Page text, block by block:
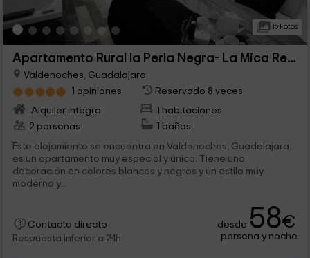
15 Fotos
Apartamento Rural la Perla Negra- La Mica Real
Valdenoches, Guadalajara
1 opiniones
Reservado 8 veces
Alquiler íntegro
1 habitaciones
2 personas
1 baños
Este alojamiento se encuentra en Valdenoches, Guadalajara
es un apartamento muy especial y único. Tiene una
decoración en colores blancos y negros y un estilo muy
moderno y...
Contacto directo
Respuesta inferior a 24h
desde 58€
persona y noche